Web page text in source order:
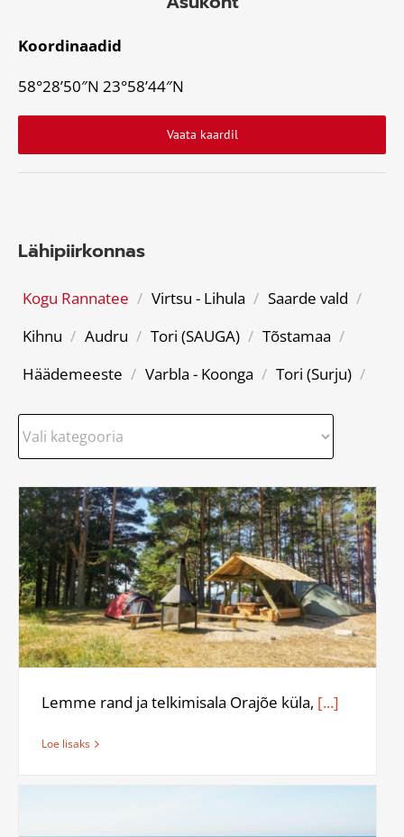
Koordinaadid
58°28’50″N 23°58’44″N
Vaata kaardil
Lähipiirkonnas
Kogu Rannatee / Virtsu - Lihula / Saarde vald /
Kihnu / Audru / Tori (SAUGA) / Tõstamaa /
Häädemeeste / Varbla - Koonga / Tori (Surju) /
Lemme rand ja telkimisala Orajõe küla, [...]
Loe lisaks